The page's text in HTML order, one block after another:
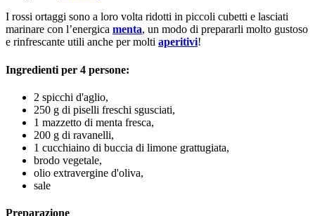
I rossi ortaggi sono a loro volta ridotti in piccoli cubetti e lasciati
marinare con l’energica menta, un modo di prepararli molto gustoso
e rinfrescante utili anche per molti aperitivi!
Ingredienti per 4 persone:
2 spicchi d'aglio,
250 g di piselli freschi sgusciati,
1 mazzetto di menta fresca,
200 g di ravanelli,
1 cucchiaino di buccia di limone grattugiata,
brodo vegetale,
olio extravergine d'oliva,
sale
Preparazione